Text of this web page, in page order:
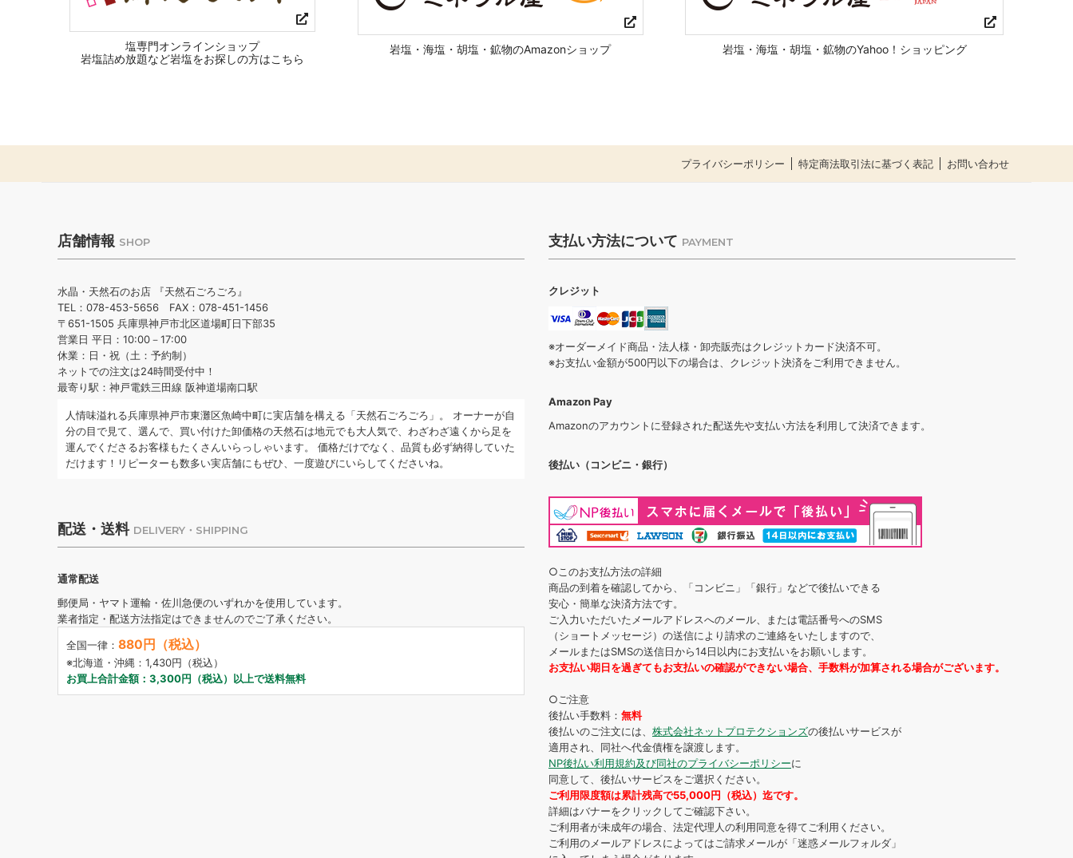
塩専門オンラインショップ
岩塩詰め放題など岩塩をお探しの方はこちら
岩塩・海塩・胡塩・鉱物のAmazonショップ 岩塩・海塩・胡塩・鉱物のYahoo！ショッピング
プライバシーポリシー 特定商法取引法に基づく表記 お問い合わせ
店舗情報 SHOP
水晶・天然石のお店 『天然石ごろごろ』
TEL：078-453-5656 FAX：078-451-1456
〒651-1505 兵庫県神戸市北区道場町日下部35
営業日 平日：10:00－17:00
休業：日・祝（土：予約制）
ネットでの注文は24時間受付中！
最寄り駅：神戸電鉄三田線 阪神道場南口駅
人情味溢れる兵庫県神戸市東灘区魚崎中町に実店舗を構える「天然石ごろごろ」。 オーナーが自
分の目で見て、選んで、買い付けた卸価格の天然石は地元でも大人気で、わざわざ遠くから足を
運んでくださるお客様もたくさんいらっしゃいます。 価格だけでなく、品質も必ず納得していた
だけます！リピーターも数多い実店舗にもぜひ、一度遊びにいらしてくださいね。
配送・送料 DELIVERY・SHIPPING
通常配送
郵便局・ヤマト運輸・佐川急便のいずれかを使用しています。
業者指定・配送方法指定はできませんのでご了承ください。
全国一律： 880円（税込）
※北海道・沖縄：1,430円（税込）
お買上合計金額：3,300円（税込）以上で送料無料
支払い方法について PAYMENT
クレジット
※オーダーメイド商品・法人様・卸売販売はクレジットカード決済不可。
※お支払い金額が500円以下の場合は、クレジット決済をご利用できません。
Amazon Pay
Amazonのアカウントに登録された配送先や支払い方法を利用して決済できます。
後払い（コンビニ・銀行）
○このお支払方法の詳細
商品の到着を確認してから、「コンビニ」「銀行」などで後払いできる
安心・簡単な決済方法です。
ご入力いただいたメールアドレスへのメール、または電話番号へのSMS
（ショートメッセージ）の送信により請求のご連絡をいたしますので、
メールまたはSMSの送信日から14日以内にお支払いをお願いします。
お支払い期日を過ぎてもお支払いの確認ができない場合、手数料が加算される場合がございます。
○ご注意
後払い手数料： 無料
後払いのご注文には、 株式会社ネットプロテクションズの後払いサービスが
適用され、同社へ代金債権を譲渡します。
NP後払い利用規約及び同社のプライバシーポリシーに
同意して、後払いサービスをご選択ください。
ご利用限度額は累計残高で55,000円（税込）迄です。
詳細はバナーをクリックしてご確認下さい。
ご利用者が未成年の場合、法定代理人の利用同意を得てご利用ください。
ご利用のメールアドレスによってはご請求メールが「迷惑メールフォルダ」